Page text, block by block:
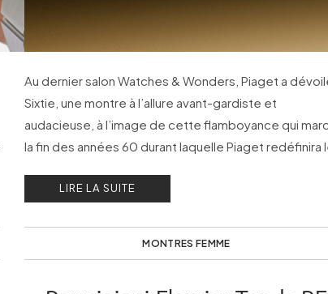
Au dernier salon Watches & Wonders, Piaget a
Sixtie, une montre à l’allure avant-gardiste et
audacieuse, à l’image de cette flamboyance qui
la fin des années 60 durant laquelle Piaget redéfinira
LIRE LA SUITE
MONTRES FEMME